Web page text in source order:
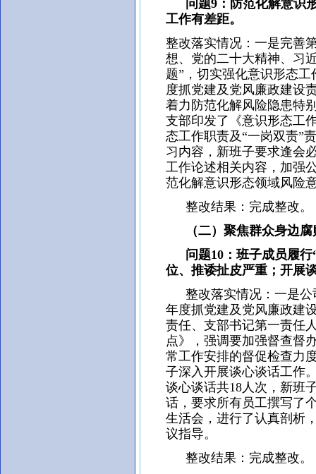
问题9：防范化解意识形
工作有差距。
整改落实情况：一是完善
想、党的二十大精神、习
题”，切实强化意识形态
度抓党建及党风廉政建设
着力防范化解风险隐患特
支部印发了《意识形态工
态工作职责及“一岗双责”
习内容，新班子要求逢会
工作论述相关内容，加强
范化解意识形态领域风险
整改结果：完成整改。
（二）聚焦群众身边腐
问题10：班子成员履行
位、推诿扯皮严重；开展
整改落实情况：一是公
年度抓党建及党风廉政建
责任、支部书记第一责任
点》，强调要加强督查督
常工作安排的督促检查力
子深入开展谈心谈话工作
谈心谈话共18人次，新班
话，要求所有员工撰写了
生活会，进行了认真剖析
议指导。
整改结果：完成整改。